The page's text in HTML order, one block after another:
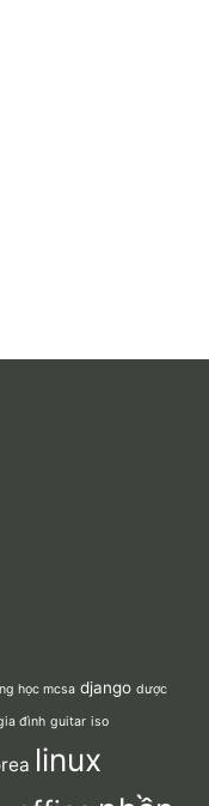
học mcsa django dược
đình guitar iso
linux